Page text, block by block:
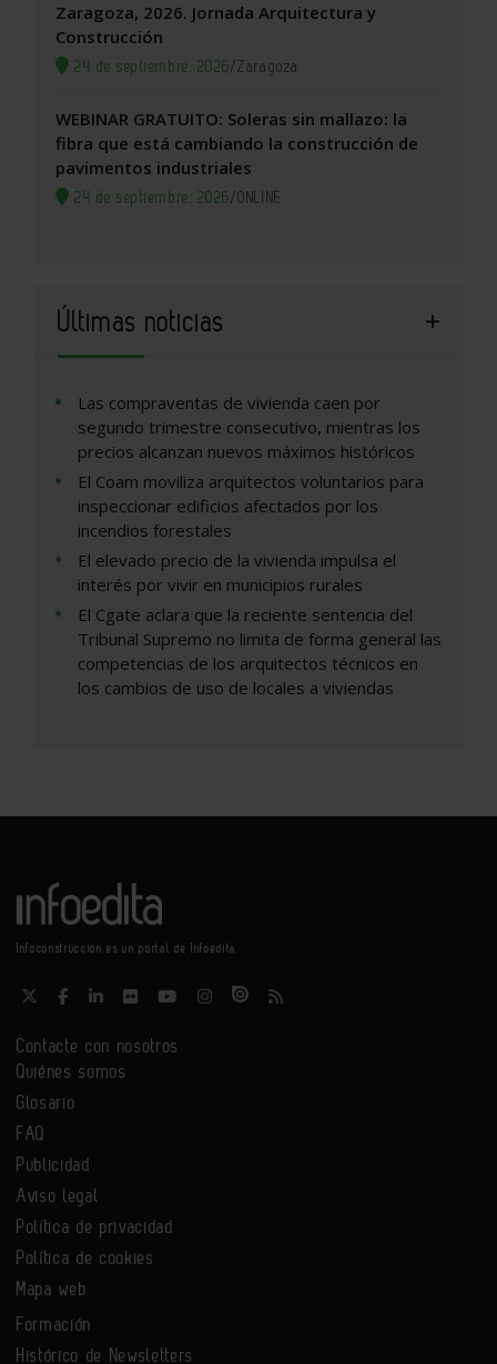
Zaragoza, 2026. Jornada Arquitectura y
Construcción
24 de septiembre, 2026/Zaragoza
WEBINAR GRATUITO: Soleras sin mallazo: la
fibra que está cambiando la construcción de
pavimentos industriales
24 de septiembre, 2026/ONLINE
Últimas noticias
Las compraventas de vivienda caen por
segundo trimestre consecutivo, mientras los
precios alcanzan nuevos máximos históricos
El Coam moviliza arquitectos voluntarios para
inspeccionar edificios afectados por los
incendios forestales
El elevado precio de la vivienda impulsa el
interés por vivir en municipios rurales
El Cgate aclara que la reciente sentencia del
Tribunal Supremo no limita de forma general las
competencias de los arquitectos técnicos en
los cambios de uso de locales a viviendas
Infoconstrucción es un portal de Infoedita
Contacte con nosotros
Quiénes somos
Glosario
FAQ
Publicidad
Aviso legal
Política de privacidad
Política de cookies
Mapa web
Formación
Histórico de Newsletters